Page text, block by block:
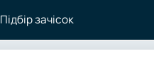
Підбір зачісок